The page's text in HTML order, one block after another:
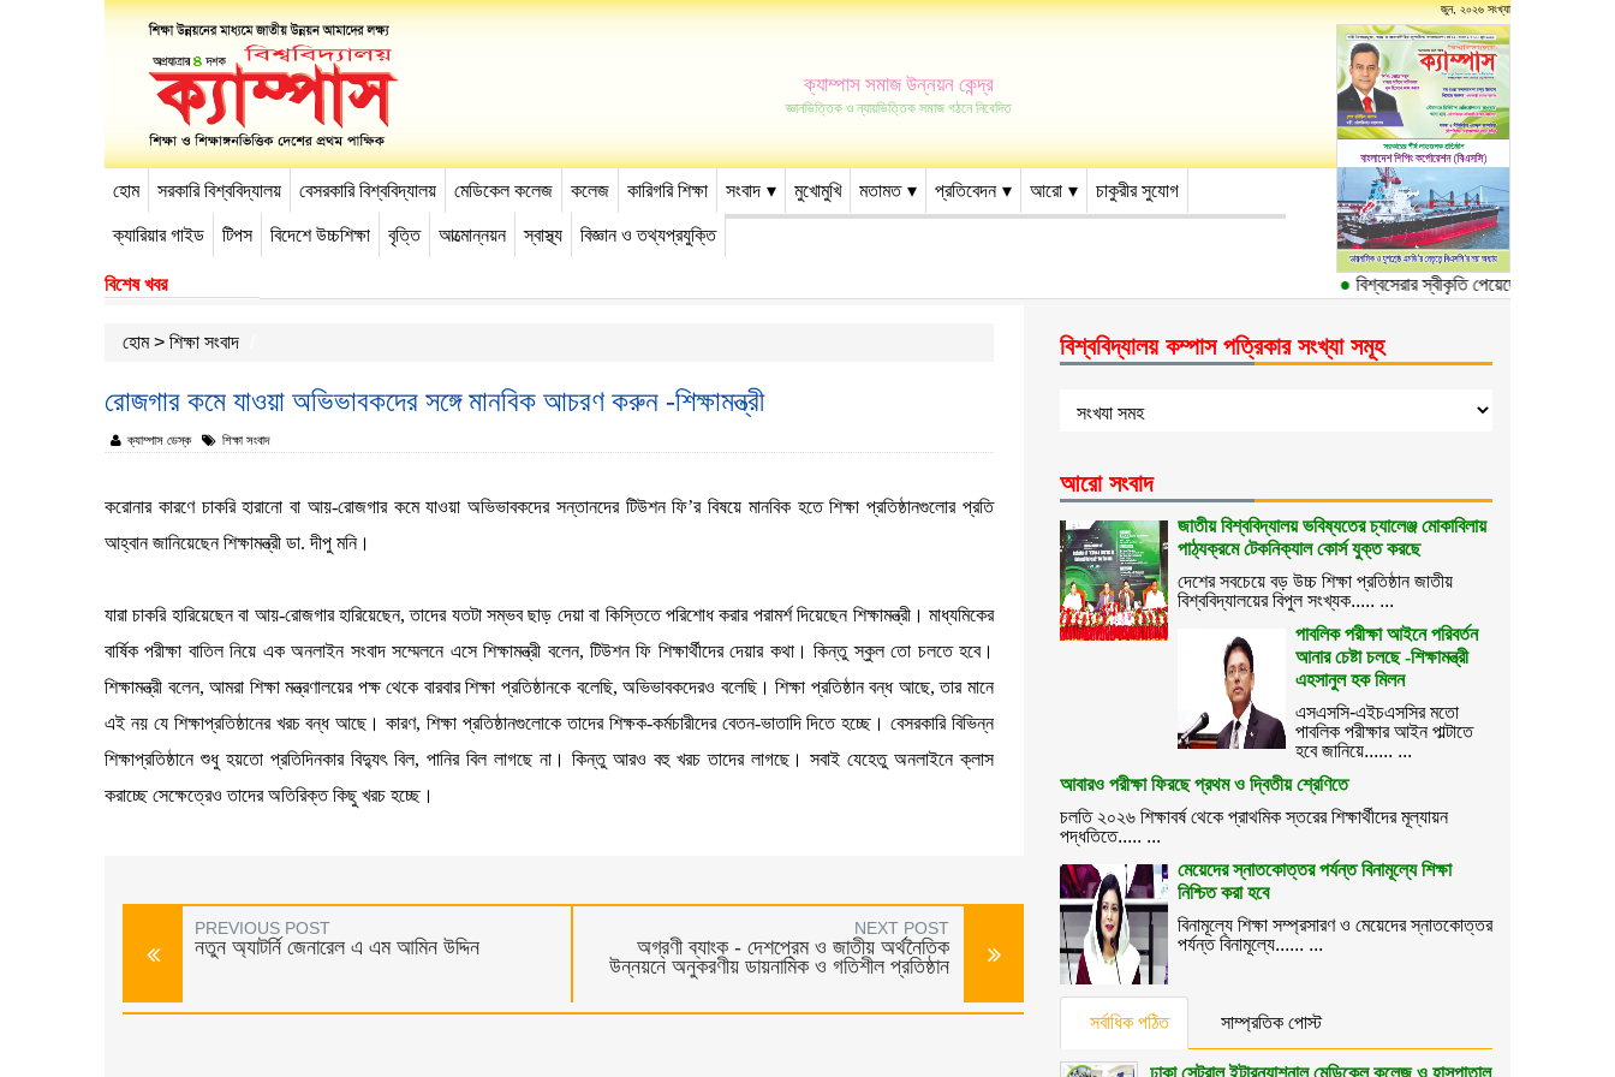
ক্যাম্পাস সমাজ উন্নয়ন কেন্দ্র
জ্ঞানভিত্তিক ও ন্যায়ভিত্তিক সমাজ গঠনে নিবেদিত
জুন, ২০২৬ সংখ্যা
হোম সরকারি বিশ্ববিদ্যালয় বেসরকারি বিশ্ববিদ্যালয় মেডিকেল কলেজ কলেজ কারিগরি শিক্ষা সংবাদ মুখোমুখি মতামত প্রতিবেদন আরো চাকুরীর সুযোগ
ক্যারিয়ার গাইড টিপস বিদেশে উচ্চশিক্ষা বৃত্তি আত্মোন্নয়ন স্বাস্থ্য বিজ্ঞান ও তথ্যপ্রযুক্তি
-->
বিশেষ খবর বিশ্বসেরার স্বীকৃতি পেয়েছে ঢাকা
হোম> শিক্ষা সংবাদ
রোজগার কমে যাওয়া অভিভাবকদের সঙ্গে মানবিক আচরণ করুন -শিক্ষামন্ত্রী
ক্যাম্পাস ডেস্ক শিক্ষা সংবাদ
করোনার কারণে চাকরি হারানো বা আয়-রোজগার কমে যাওয়া অভিভাবকদের সন্তানদের টিউশন ফি’র বিষয়ে মানবিক হতে শিক্ষা প্রতিষ্ঠানগুলোর প্রতি
আহ্বান জানিয়েছেন শিক্ষামন্ত্রী ডা. দীপু মনি।
যারা চাকরি হারিয়েছেন বা আয়-রোজগার হারিয়েছেন, তাদের যতটা সম্ভব ছাড় দেয়া বা কিস্তিতে পরিশোধ করার পরামর্শ দিয়েছেন শিক্ষামন্ত্রী। মাধ্যমিকের
বার্ষিক পরীক্ষা বাতিল নিয়ে এক অনলাইন সংবাদ সম্মেলনে এসে শিক্ষামন্ত্রী বলেন, টিউশন ফি শিক্ষার্থীদের দেয়ার কথা। কিন্তু স্কুল তো চলতে হবে।
শিক্ষামন্ত্রী বলেন, আমরা শিক্ষা মন্ত্রণালয়ের পক্ষ থেকে বারবার শিক্ষা প্রতিষ্ঠানকে বলেছি, অভিভাবকদেরও বলেছি। শিক্ষা প্রতিষ্ঠান বন্ধ আছে, তার মানে
এই নয় যে শিক্ষাপ্রতিষ্ঠানের খরচ বন্ধ আছে। কারণ, শিক্ষা প্রতিষ্ঠানগুলোকে তাদের শিক্ষক-কর্মচারীদের বেতন-ভাতাদি দিতে হচ্ছে। বেসরকারি বিভিন্ন
শিক্ষাপ্রতিষ্ঠানে শুধু হয়তো প্রতিদিনকার বিদ্যুৎ বিল, পানির বিল লাগছে না। কিন্তু আরও বহু খরচ তাদের লাগছে। সবাই যেহেতু অনলাইনে ক্লাস
করাচ্ছে সেক্ষেত্রেও তাদের অতিরিক্ত কিছু খরচ হচ্ছে।
PREVIOUS POST
নতুন অ্যাটর্নি জেনারেল এ এম আমিন উদ্দিন
NEXT POST
অগ্রণী ব্যাংক - দেশপ্রেম ও জাতীয় অর্থনৈতিক
উন্নয়নে অনুকরণীয় ডায়নামিক ও গতিশীল প্রতিষ্ঠান
বিশ্ববিদ্যালয় কম্পাস পত্রিকার সংখ্যা সমূহ
আরো সংবাদ
জাতীয় বিশ্ববিদ্যালয় ভবিষ্যতের চ্যালেঞ্জ মোকাবিলায়
পাঠ্যক্রমে টেকনিক্যাল কোর্স যুক্ত করছে
দেশের সবচেয়ে বড় উচ্চ শিক্ষা প্রতিষ্ঠান জাতীয়
বিশ্ববিদ্যালয়ের বিপুল সংখ্যক..... ...
পাবলিক পরীক্ষা আইনে পরিবর্তন
আনার চেষ্টা চলছে -শিক্ষামন্ত্রী
এহসানুল হক মিলন
এসএসসি-এইচএসসির মতো
পাবলিক পরীক্ষার আইন পাল্টাতে
হবে জানিয়ে...... ...
আবারও পরীক্ষা ফিরছে প্রথম ও দ্বিতীয় শ্রেণিতে
চলতি ২০২৬ শিক্ষাবর্ষ থেকে প্রাথমিক স্তরের শিক্ষার্থীদের মূল্যায়ন
পদ্ধতিতে..... ...
মেয়েদের স্নাতকোত্তর পর্যন্ত বিনামূল্যে শিক্ষা
নিশ্চিত করা হবে
বিনামূল্যে শিক্ষা সম্প্রসারণ ও মেয়েদের স্নাতকোত্তর
পর্যন্ত বিনামূল্যে...... ...
সর্বাধিক পঠিত সাম্প্রতিক পোস্ট
ঢাকা সেন্ট্রাল ইন্টারন্যাশনাল মেডিকেল কলেজ ও হাসপাতাল